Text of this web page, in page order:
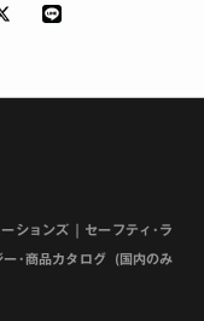
ションズ セーフティ･ラ
ー･商品カタログ (国内のみ